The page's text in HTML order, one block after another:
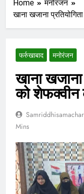
Home
मनोरंजन
खाना खजाना
फर्रुखाबाद मनोरंजन
खाना खजाना
को शेफक्वीन
Samriddhisamachar
Mins